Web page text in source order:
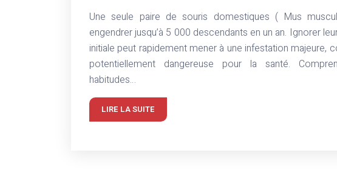
Une seule paire de souris domestiques ( Mus
engendrer jusqu’à 5 000 descendants en un an. Ignorer
initiale peut rapidement mener à une infestation majeure,
potentiellement dangereuse pour la santé.
habitudes…
LIRE LA SUITE